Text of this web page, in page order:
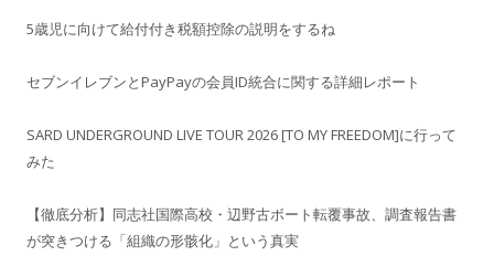
5歳児に向けて給付付き税額控除の説明をするね
セブンイレブンとPayPayの会員ID統合に関する詳細レポート
SARD UNDERGROUND LIVE TOUR 2026 [TO MY FREEDOM]に行って
みた
【徹底分析】同志社国際高校・辺野古ボート転覆事故、調査報告書
が突きつける「組織の形骸化」という真実